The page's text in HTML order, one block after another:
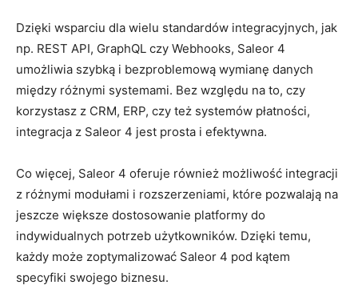
Dzięki ‍wsparciu‍ dla wielu standardów integracyjnych, jak
np. ​REST API,⁢ GraphQL czy Webhooks, Saleor 4
umożliwia ⁤szybką i bezproblemową wymianę ⁤danych
między różnymi systemami. Bez ⁤względu na ‌to, czy
korzystasz z CRM, ‍ERP, czy też⁤ systemów płatności,⁢
integracja z Saleor 4 jest prosta ⁢i efektywna.
Co więcej, Saleor 4⁣ oferuje również możliwość integracji
z różnymi modułami i rozszerzeniami, które pozwalają na
jeszcze ​większe dostosowanie platformy do‍
indywidualnych potrzeb ​użytkowników. Dzięki‍ temu,
każdy może zoptymalizować⁢ Saleor ⁢4 pod ⁤kątem⁢
specyfiki swojego biznesu.